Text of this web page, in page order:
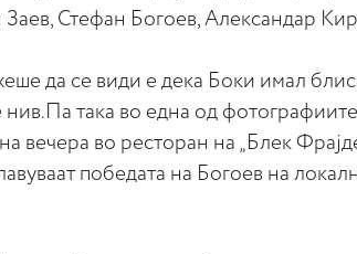
Заев, Стефан Богоев, Александар
да се види е дека Боки имал
нив.Па така во една од
вечера во ресторан на „Блек
победата на Богоев на